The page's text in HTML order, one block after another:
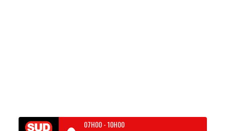
07H00-10H00